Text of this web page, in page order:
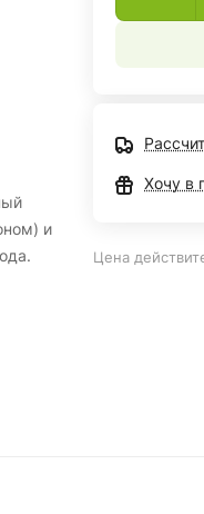
и
Хочу в
Цена